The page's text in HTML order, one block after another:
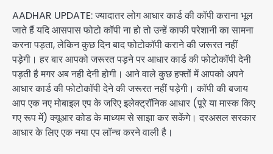
AADHAR UPDATE: ज्यादातर लोग आधार कार्ड की कॉपी कराना भूल
जाते हैं यदि आसपास फोटो कॉपी ना हो तो उन्हें काफी परेशानी का सामना
करना पड़ता, लेकिन कुछ दिन बाद फोटोकॉपी कराने की जरूरत नहीं
पड़ेगी। हर बार आपको जरूरत पड़ने पर आधार कार्ड की फोटोकॉपी देनी
पड़ती है मगर अब नही देनी होगी। आने वाले कुछ हफ्तों में आपको अपने
आधार कार्ड की फोटोकॉपी देने की जरूरत नहीं पड़ेगी। काॅपी की बजाय
आप एक नए मोबाइल एप के जरिए इलेक्ट्रॉनिक आधार (पूरे या मास्क किए
गए रूप में) क्यूआर कोड के माध्यम से साझा कर सकेंगे। दरअसल सरकार
आधार के लिए एक नया एप लॉन्च करने वाली है।